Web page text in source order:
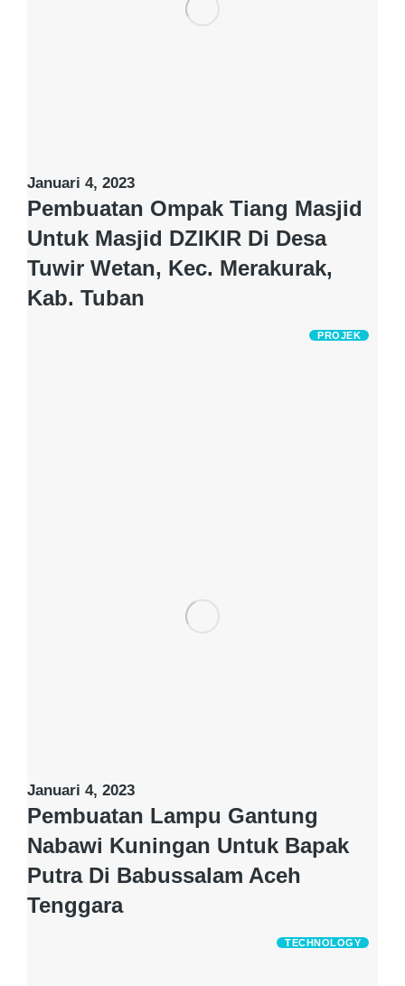
Januari 4, 2023
Pembuatan Ompak Tiang Masjid
Untuk Masjid DZIKIR Di Desa
Tuwir Wetan, Kec. Merakurak,
Kab. Tuban
PROJEK
Januari 4, 2023
Pembuatan Lampu Gantung
Nabawi Kuningan Untuk Bapak
Putra Di Babussalam Aceh
Tenggara
TECHNOLOGY